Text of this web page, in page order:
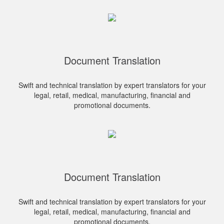
Document Translation
Swift and technical translation by expert translators for your
legal, retail, medical, manufacturing, financial and
promotional documents.
Document Translation
Swift and technical translation by expert translators for your
legal, retail, medical, manufacturing, financial and
promotional documents.